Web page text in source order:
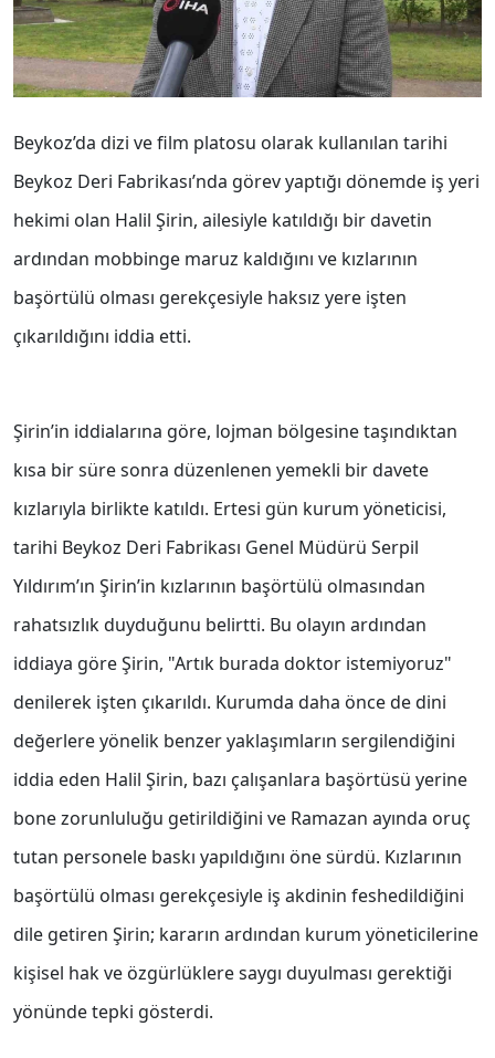
Beykoz’da dizi ve film platosu olarak kullanılan tarihi
Beykoz Deri Fabrikası’nda görev yaptığı dönemde iş yeri
hekimi olan Halil Şirin, ailesiyle katıldığı bir davetin
ardından mobbinge maruz kaldığını ve kızlarının
başörtülü olması gerekçesiyle haksız yere işten
çıkarıldığını iddia etti.
Şirin’in iddialarına göre, lojman bölgesine taşındıktan
kısa bir süre sonra düzenlenen yemekli bir davete
kızlarıyla birlikte katıldı. Ertesi gün kurum yöneticisi,
tarihi Beykoz Deri Fabrikası Genel Müdürü Serpil
Yıldırım’ın Şirin’in kızlarının başörtülü olmasından
rahatsızlık duyduğunu belirtti. Bu olayın ardından
iddiaya göre Şirin, "Artık burada doktor istemiyoruz"
denilerek işten çıkarıldı. Kurumda daha önce de dini
değerlere yönelik benzer yaklaşımların sergilendiğini
iddia eden Halil Şirin, bazı çalışanlara başörtüsü yerine
bone zorunluluğu getirildiğini ve Ramazan ayında oruç
tutan personele baskı yapıldığını öne sürdü. Kızlarının
başörtülü olması gerekçesiyle iş akdinin feshedildiğini
dile getiren Şirin; kararın ardından kurum yöneticilerine
kişisel hak ve özgürlüklere saygı duyulması gerektiği
yönünde tepki gösterdi.